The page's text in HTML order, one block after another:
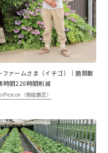
ファームさま（イチゴ）｜菌類散
時間220時間削減
（施設園芸）